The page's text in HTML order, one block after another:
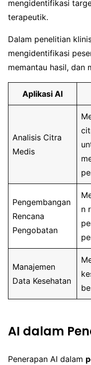
mengidentifikasi
terapeutik.
Dalam penelitian
mengidentifikasi
memantau hasil, dan
Aplikasi AI
Analisis Citra
Medis
Pengembangan
Rencana
Pengobatan
n
Manajemen
Data Kesehatan
AI dalam
Penerapan AI dalam